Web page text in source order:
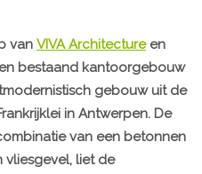
van VIVA Architectureen
bestaand kantoorgebouw
gebouw uit de
in Antwerpen. De
van een betonnen
vliesgevel, liet de